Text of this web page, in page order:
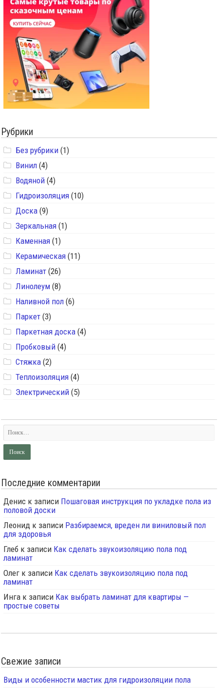
Рубрики
Без рубрики (1)
Винил (4)
Водяной (4)
Гидроизоляция (10)
Доска (9)
Зеркальная (1)
Каменная (1)
Керамическая (11)
Ламинат (26)
Линолеум (8)
Наливной пол (6)
Паркет (3)
Паркетная доска (4)
Пробковый (4)
Стяжка (2)
Теплоизоляция (4)
Электрический (5)
Последние комментарии
Денис к записи Пошаговая инструкция по укладке пола из
половой доски
Леонид к записи Разбираемся, вреден ли виниловый пол
для здоровья
Глеб к записи Как сделать звукоизоляцию пола под
ламинат
Олег к записи Как сделать звукоизоляцию пола под
ламинат
Инга к записи Как выбрать ламинат для квартиры —
простые советы
Свежие записи
Виды и особенности мастик для гидроизоляции пола